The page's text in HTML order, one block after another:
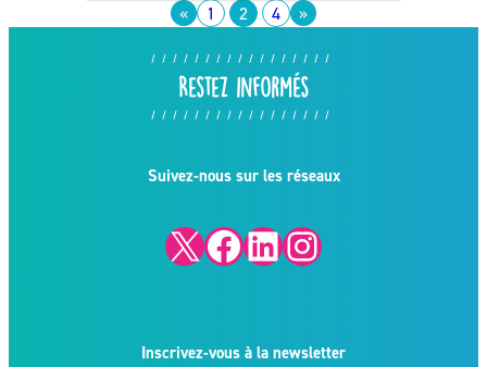
« 1 2 4 »
Restez informés
Suivez-nous sur les réseaux
X Facebook LinkedIn Instagram
Inscrivez-vous à la newsletter